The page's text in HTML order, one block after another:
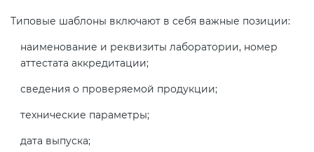
Типовые шаблоны включают в себя важные позиции:
наименование и реквизиты лаборатории, номер
аттестата аккредитации;
сведения о проверяемой продукции;
технические параметры;
дата выпуска;